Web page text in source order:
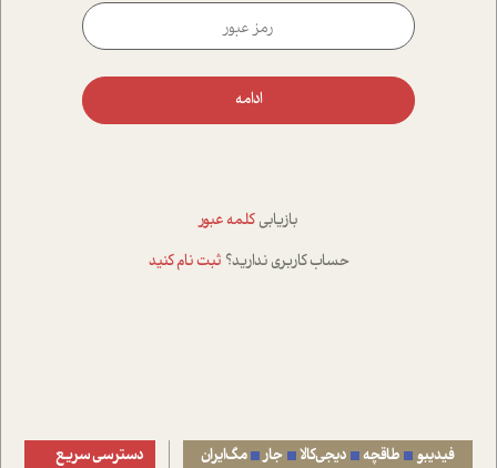
ادامه
بازیابی کلمه عبور
حساب کاربری ندارید؟ ثبت نام کنید
فیدیبو طاقچه دیجی‌کالا جار مگ‌ایران دسترسی سریع